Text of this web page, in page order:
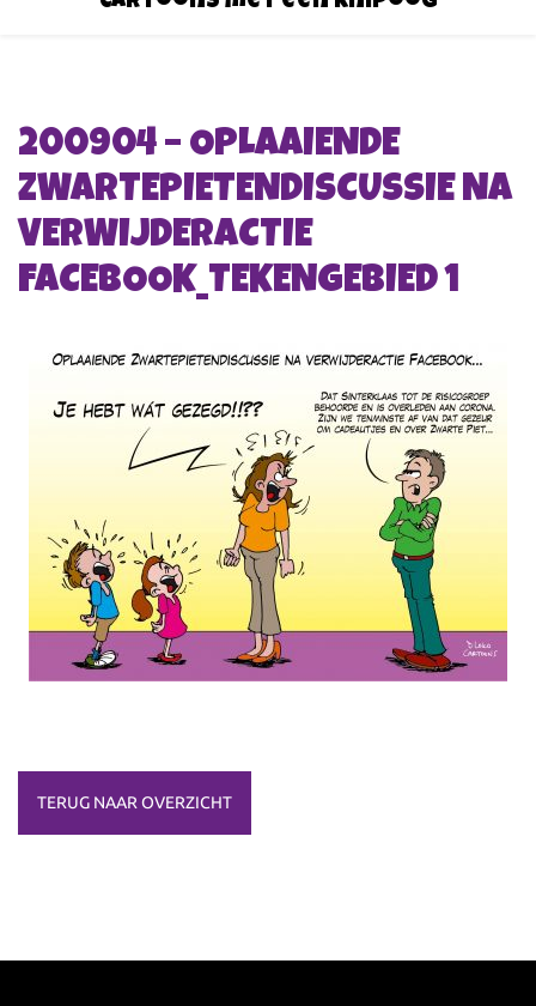
200904 – OPLAAIENDE
ZWARTEPIETENDISCUSSIE NA
VERWIJDERACTIE
FACEBOOK_TEKENGEBIED 1
TERUG NAAR OVERZICHT